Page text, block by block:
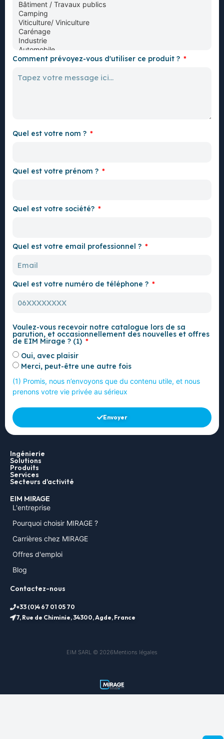
Comment prévoyez-vous d'utiliser ce produit ?
Quel est votre nom ?
Quel est votre prénom ?
Quel est votre société?
Quel est votre email professionnel ?
Quel est votre numéro de téléphone ?
Voulez-vous recevoir notre catalogue lors de sa
parution, et occasionnellement des nouvelles et offres
de EIM Mirage ? (1)
Oui, avec plaisir
Merci, peut-être une autre fois
(1) Promis, nous n’envoyons que du contenu utile, et nous
prenons votre vie privée au sérieux
Envoyer
Ingénierie
Solutions
Produits
Services
Secteurs d'activité
EIM MIRAGE
L'entreprise
Pourquoi choisir MIRAGE ?
Carrières chez MIRAGE
Offres d'emploi
Blog
Contactez-nous
+33 (0)4 67 01 05 70
7, Rue de Chiminie, 34300, Agde, France
EIM SARL © 2026Mentions légales